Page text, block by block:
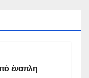
ένοπλη